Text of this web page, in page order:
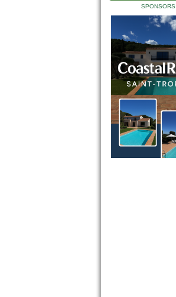
SPONSORS